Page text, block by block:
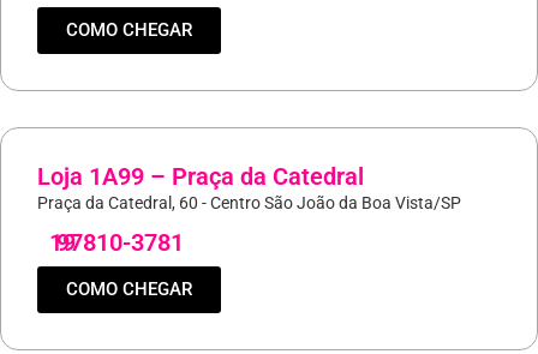
COMO CHEGAR
Loja 1A99 – Praça da Catedral
Praça da Catedral, 60 - Centro São João da Boa Vista/SP
19
97810-3781
COMO CHEGAR